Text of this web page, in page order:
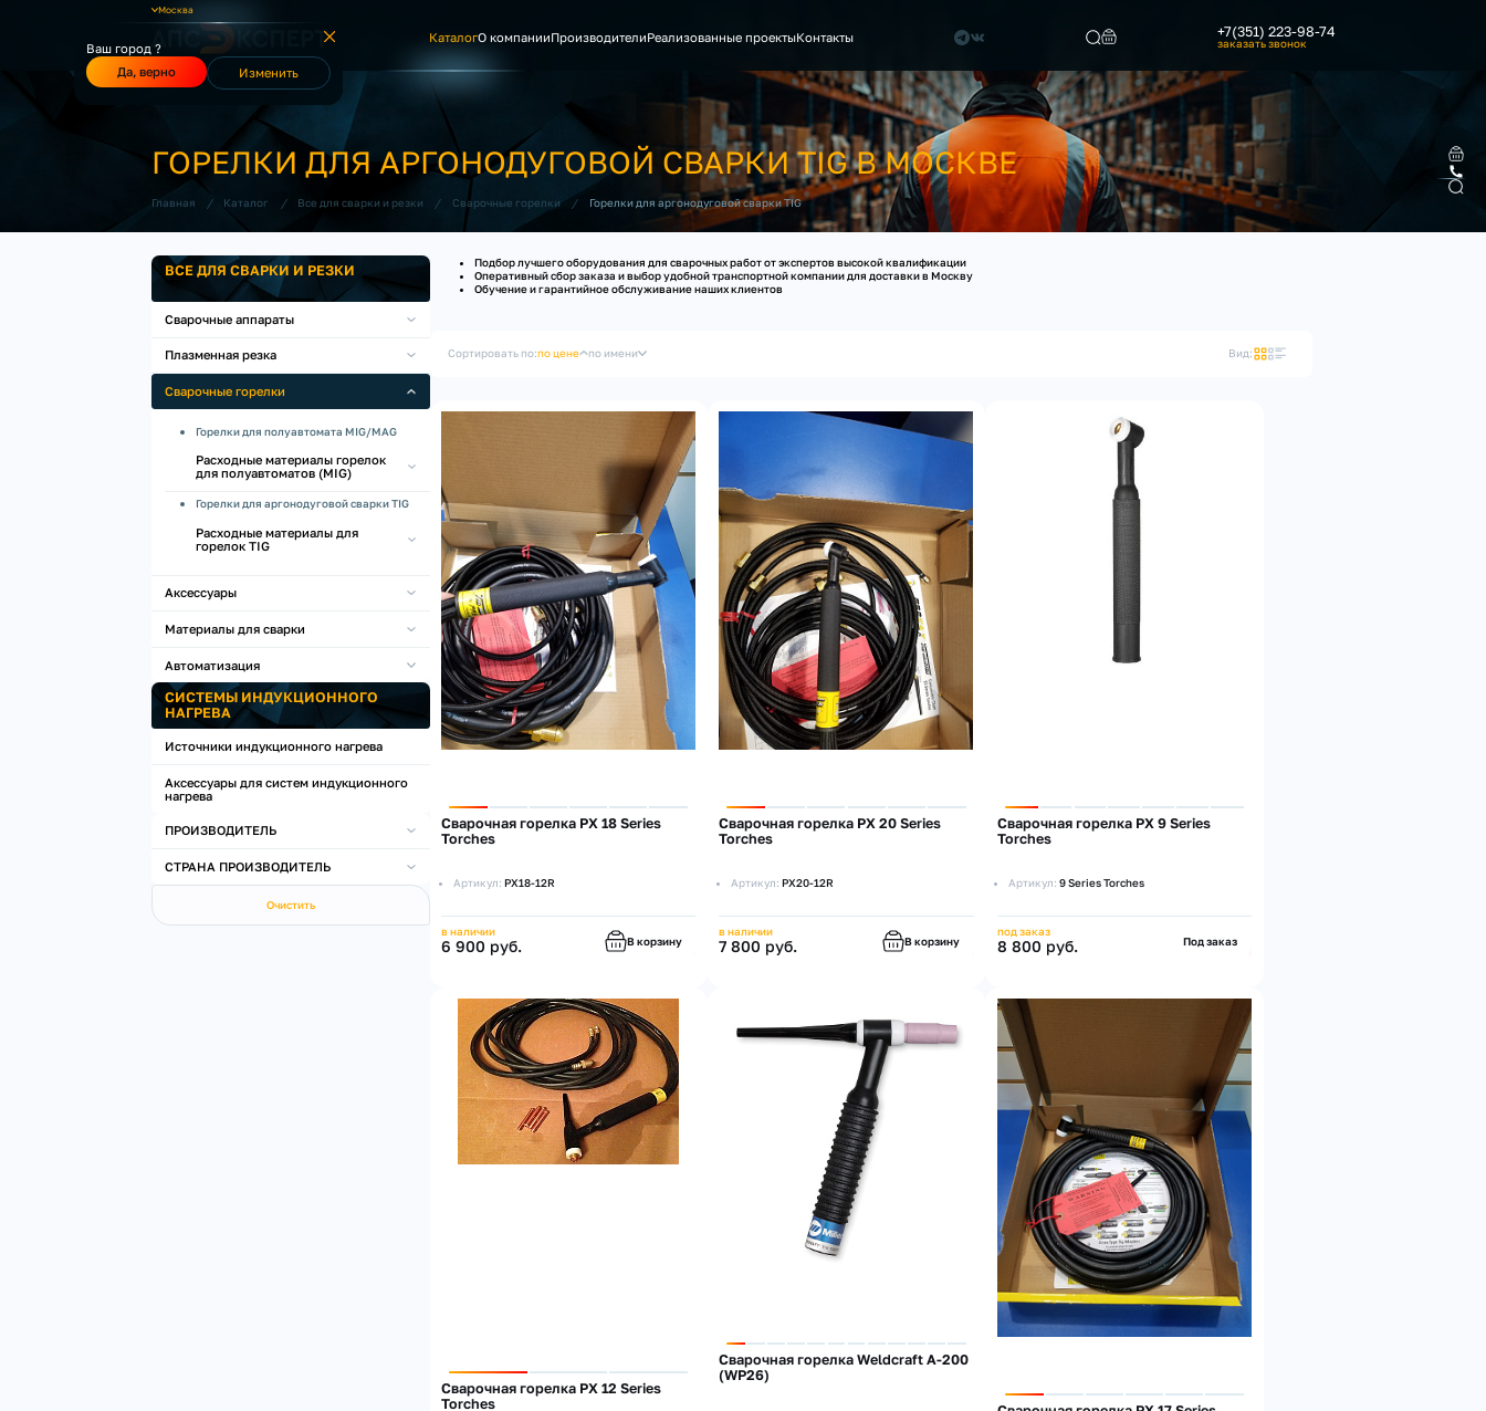
Москва
Ваш город ?
Да, верно
Изменить
КаталогО компанииПроизводителиРеализованные проектыКонтакты +7(351) 223-98-74
заказать звонок
ГОРЕЛКИ ДЛЯ АРГОНОДУГОВОЙ СВАРКИ TIG В МОСКВЕ
Главная / Каталог / Все для сварки и резки / Сварочные горелки / Горелки для аргонодуговой сварки TIG
ВСЕ ДЛЯ СВАРКИ И РЕЗКИ
Сварочные аппараты
Плазменная резка
Сварочные горелки
Горелки для полуавтомата MIG/MAG
Расходные материалы горелок
для полуавтоматов (MIG)
Горелки для аргонодуговой сварки TIG
Расходные материалы для
горелок TIG
Аксессуары
Материалы для сварки
Автоматизация
СИСТЕМЫ ИНДУКЦИОННОГО
НАГРЕВА
Источники индукционного нагрева
Аксессуары для систем индукционного
нагрева
ПРОИЗВОДИТЕЛЬ
СТРАНА ПРОИЗВОДИТЕЛЬ
Очистить
Подбор лучшего оборудования для сварочных работ от экспертов высокой квалификации
Оперативный сбор заказа и выбор удобной транспортной компании для доставки в Москву
Обучение и гарантийное обслуживание наших клиентов
Сортировать по:по цене по имени Вид:
Сварочная горелка PX 18 Series
Torches
Артикул: PX18-12R
в наличии
6 900 руб. В корзину
Сварочная горелка PX 20 Series
Torches
Артикул: PX20-12R
в наличии
7 800 руб. В корзину
Сварочная горелка PX 9 Series
Torches
Артикул:9 Series Torches
под заказ
8 800 руб. Под заказ
Сварочная горелка PX 12 Series
Torches
Сварочная горелка Weldcraft A-200
(WP26)